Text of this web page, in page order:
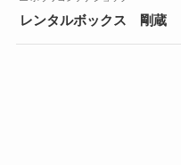
レンタルボックス 剛蔵